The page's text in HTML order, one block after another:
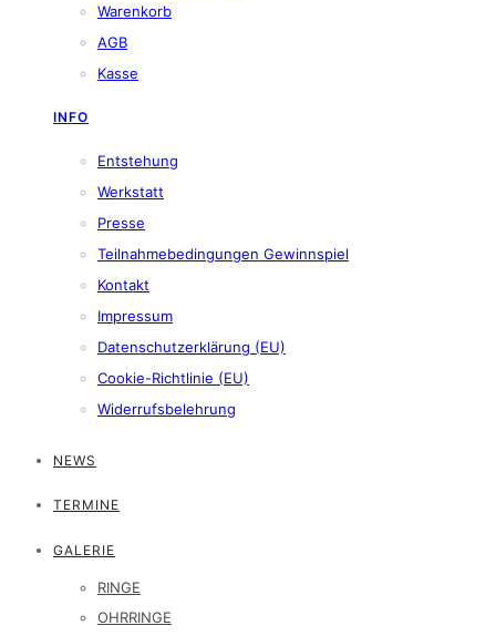
Warenkorb
AGB
Kasse
INFO
Entstehung
Werkstatt
Presse
Teilnahmebedingungen Gewinnspiel
Kontakt
Impressum
Datenschutzerklärung (EU)
Cookie-Richtlinie (EU)
Widerrufsbelehrung
NEWS
TERMINE
GALERIE
RINGE
OHRRINGE